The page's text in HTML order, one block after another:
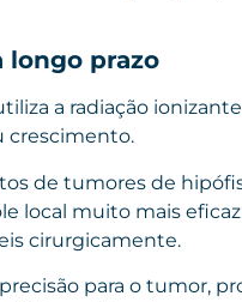
longo prazo
a radiação
crescimento.
de tumores de
local muito mais
cirurgicamente.
para o tumor,